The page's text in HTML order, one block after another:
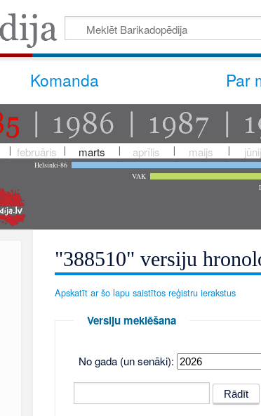
Komanda Par
februāris marts aprīlis maijs
Helsinki-86
VAK
"388510" versiju
Apskatīt ar šo lapu saistītos reģistru ierakstus
Versiju meklēšana
No gada (un senāki):